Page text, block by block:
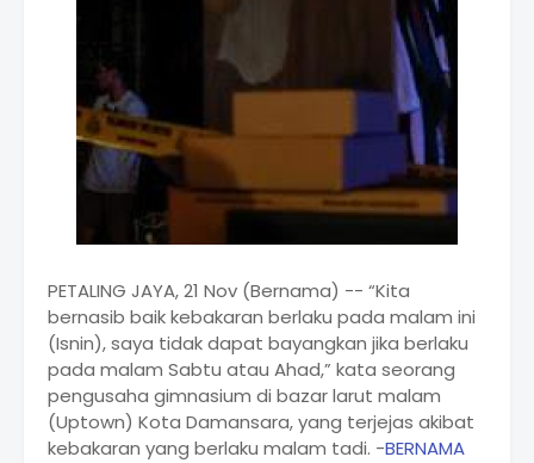
PETALING JAYA, 21 Nov (Bernama) -- “Kita
bernasib baik kebakaran berlaku pada malam ini
(Isnin), saya tidak dapat bayangkan jika berlaku
pada malam Sabtu atau Ahad,” kata seorang
pengusaha gimnasium di bazar larut malam
(Uptown) Kota Damansara, yang terjejas akibat
kebakaran yang berlaku malam tadi. -BERNAMA